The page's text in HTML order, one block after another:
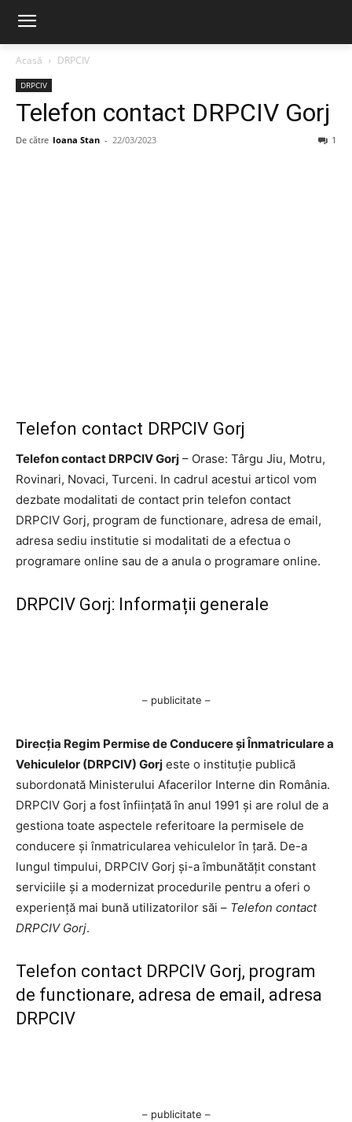
Acasă DRPCIV
DRPCIV
Telefon contact DRPCIV Gorj
De către Ioana Stan - 22/03/2023 1
Telefon contact DRPCIV Gorj
Telefon contact DRPCIV Gorj – Orase: Târgu Jiu, Motru,
Rovinari, Novaci, Turceni. In cadrul acestui articol vom
dezbate modalitati de contact prin telefon contact
DRPCIV Gorj, program de functionare, adresa de email,
adresa sediu institutie si modalitati de a efectua o
programare online sau de a anula o programare online.
DRPCIV Gorj: Informații generale
– publicitate –
Direcția Regim Permise de Conducere și Înmatriculare a
Vehiculelor (DRPCIV) Gorj este o instituție publică
subordonată Ministerului Afacerilor Interne din România.
DRPCIV Gorj a fost înființată în anul 1991 și are rolul de a
gestiona toate aspectele referitoare la permisele de
conducere și înmatricularea vehiculelor în țară. De-a
lungul timpului, DRPCIV Gorj și-a îmbunătățit constant
serviciile și a modernizat procedurile pentru a oferi o
experiență mai bună utilizatorilor săi – Telefon contact
DRPCIV Gorj.
Telefon contact DRPCIV Gorj, program
de functionare, adresa de email, adresa
DRPCIV
– publicitate –